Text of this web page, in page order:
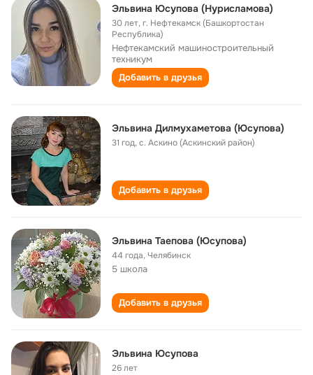
Эльвина Юсупова (Нурисламова)
30 лет,г. Нефтекамск (Башкортостан
Республика)
Нефтекамский машиностроительный
техникум
Добавить в друзья
Эльвина Дилмухаметова (Юсупова)
31 год,с. Аскино (Аскинский район)
Добавить в друзья
Эльвина Таепова (Юсупова)
44 года,Челябинск
5 школа
Добавить в друзья
Эльвина Юсупова
26 лет